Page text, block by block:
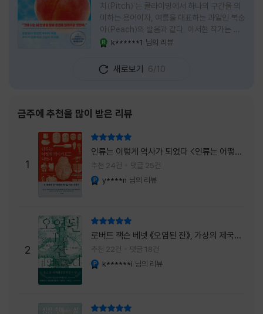
치(Pitch)'는 클라이밍에서 하나의 구간을 의
미하는 용어이자, 여름을 대표하는 과일인 복숭
아(Peach)의 발음과 같다. 이서현 작가는 이
중의적인 제목 안에 소설이 전하고 싶은 메시지
럼 가장 달콤하고 찬란한 계절인 여름. 하지만
그 여름도 끝이 있다. 그리고 클라이밍의 피치
피치』는 끝나가는 여름의 아쉬움과 새로운 계
의미하는 제목이었다. 소설은 각자의 '여름'을
잃어버린 다섯 인물들의 이야기를 담고 있다.
👧연인에게 이별을 통보받고 외모를 향한 악성
댓글로 인해 카메라 앞에 설 수 없게 된 요리 유
튜버
k******1 님의 리뷰
새로보기 6/10
금주에 추천을 많이 받은 리뷰
1
인류는 이렇게 역사가 되었다 <인류는 어떻게
역사가 되었나>
추천 24건 댓글 25건
y****n 님의 리뷰
2
로버트 잭슨 베넷 《오염된 잔》, 가상의 제국이
주는 실감과 미스터리 사건의 치밀함이 이루어
내는 최상의 시너지...
추천 22건 댓글 18건
k******i 님의 리뷰